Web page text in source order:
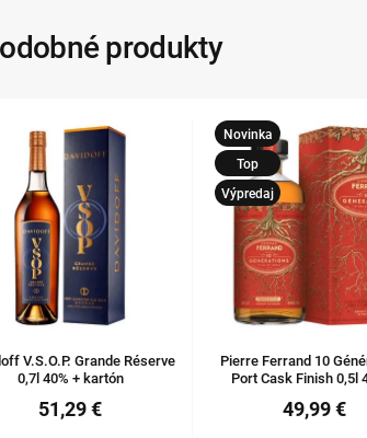
produkty
V.S.O.P. Grande Réserve
0,7l 40% + kartón
51,29 €
Novinka
Top
Výpredaj
Pierre Ferrand 10
Port Cask Finish 0,5l
49,99 €